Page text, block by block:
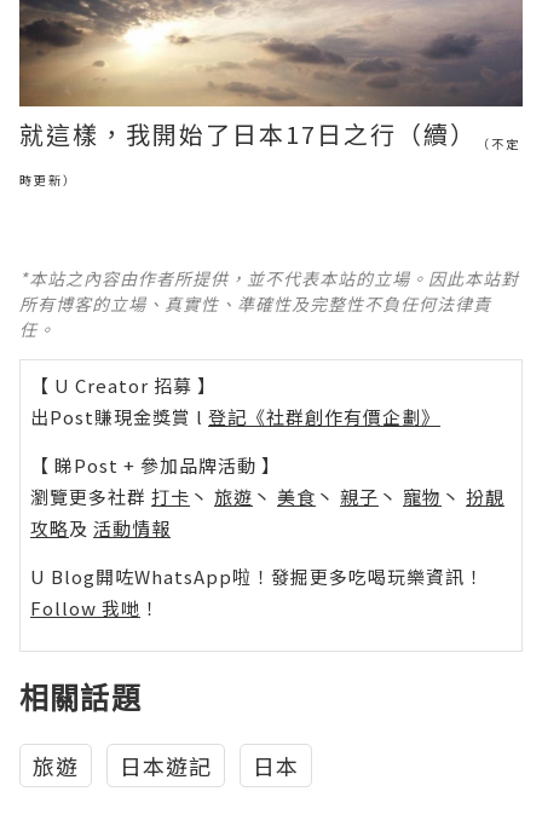
就這樣，我開始了日本17日之行（續）
（不定
時更新）
*本站之內容由作者所提供，並不代表本站的立場。因此本站對
所有博客的立場、真實性、準確性及完整性不負任何法律責
任。
【 U Creator 招募 】
出Post賺現金獎賞 l 登記《社群創作有價企劃》
【 睇Post + 參加品牌活動 】
瀏覽更多社群 打卡 丶 旅遊 丶 美食 丶 親子 丶 寵物 丶 扮靚
攻略及 活動情報
U Blog開咗WhatsApp啦！發掘更多吃喝玩樂資訊！
Follow 我哋 ！
相關話題
旅遊 日本遊記 日本